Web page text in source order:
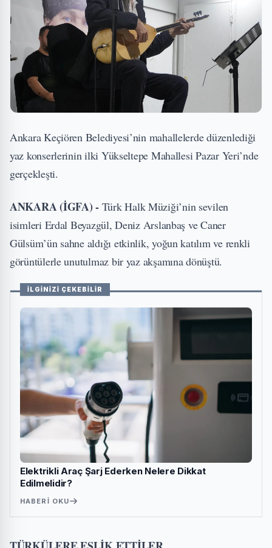
Ankara Keçiören Belediyesi’nin mahallelerde düzenlediği
yaz konserlerinin ilki Yükseltepe Mahallesi Pazar Yeri’nde
gerçekleşti.
ANKARA (İGFA) - Türk Halk Müziği’nin sevilen
isimleri Erdal Beyazgül, Deniz Arslanbaş ve Caner
Gülsüm’ün sahne aldığı etkinlik, yoğun katılım ve renkli
görüntülerle unutulmaz bir yaz akşamına dönüştü.
İLGİNİZİ ÇEKEBİLİR
Elektrikli Araç Şarj Ederken Nelere Dikkat
Edilmelidir?
HABERI OKU